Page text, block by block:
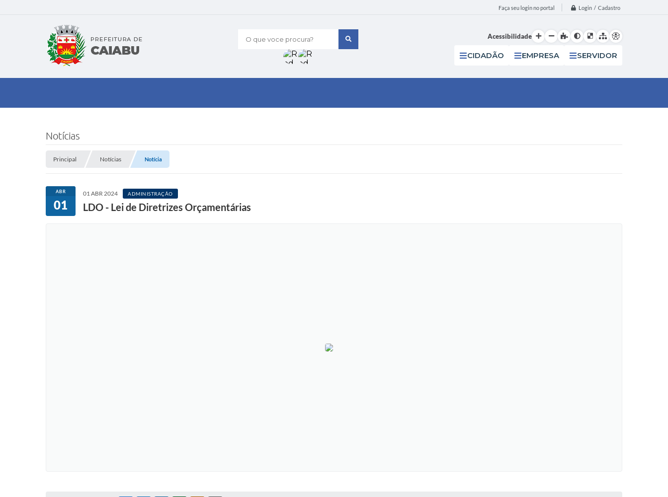
Faça seu login no portal Login / Cadastro
O que voce procura? Acessibilidade
CIDADÃO EMPRESA SERVIDOR
Notícias
Principal Notícias Notícia
ABR
01
01 ABR 2024 ADMINISTRAÇÃO
LDO - Lei de Diretrizes Orçamentárias